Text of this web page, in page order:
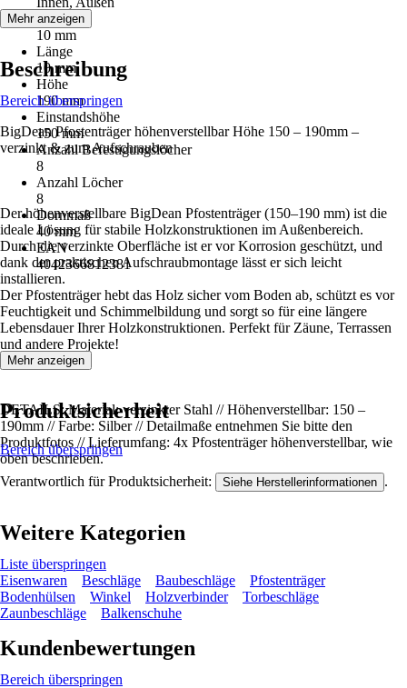
Breite
10 mm
Länge
10 mm
Höhe
190 mm
Einstandshöhe
150 mm
Anzahl Befestigungslöcher
8
Anzahl Löcher
8
Dornmaß
40 mm
EAN
4042366812381
Mehr anzeigen
Beschreibung
Bereich überspringen
BigDean Pfostenträger höhenverstellbar Höhe 150 – 190mm –
verzinkt & zum Aufschrauben
Der höhenverstellbare BigDean Pfostenträger (150–190 mm) ist die
ideale Lösung für stabile Holzkonstruktionen im Außenbereich.
Durch die verzinkte Oberfläche ist er vor Korrosion geschützt, und
dank der praktischen Aufschraubmontage lässt er sich leicht
installieren.
Der Pfostenträger hebt das Holz sicher vom Boden ab, schützt es vor
Feuchtigkeit und Schimmelbildung und sorgt so für eine längere
Lebensdauer Ihrer Holzkonstruktionen. Perfekt für Zäune, Terrassen
und andere Projekte!
DETAILS: Material: verzinkter Stahl // Höhenverstellbar: 150 –
190mm // Farbe: Silber // Detailmaße entnehmen Sie bitte den
Produktfotos // Lieferumfang: 4x Pfostenträger höhenverstellbar, wie
oben beschrieben.
Mehr anzeigen
Produktsicherheit
Bereich überspringen
Verantwortlich für Produktsicherheit: Siehe Herstellerinformationen .
Weitere Kategorien
Liste überspringen
Eisenwaren
Beschläge Baubeschläge
Pfostenträger
Bodenhülsen
Winkel Holzverbinder
Torbeschläge
Zaunbeschläge
Balkenschuhe
Kundenbewertungen
Bereich überspringen